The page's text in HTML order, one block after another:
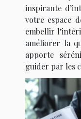
inspirante
votre espace
embellir
améliorer la
apporte
guider par les